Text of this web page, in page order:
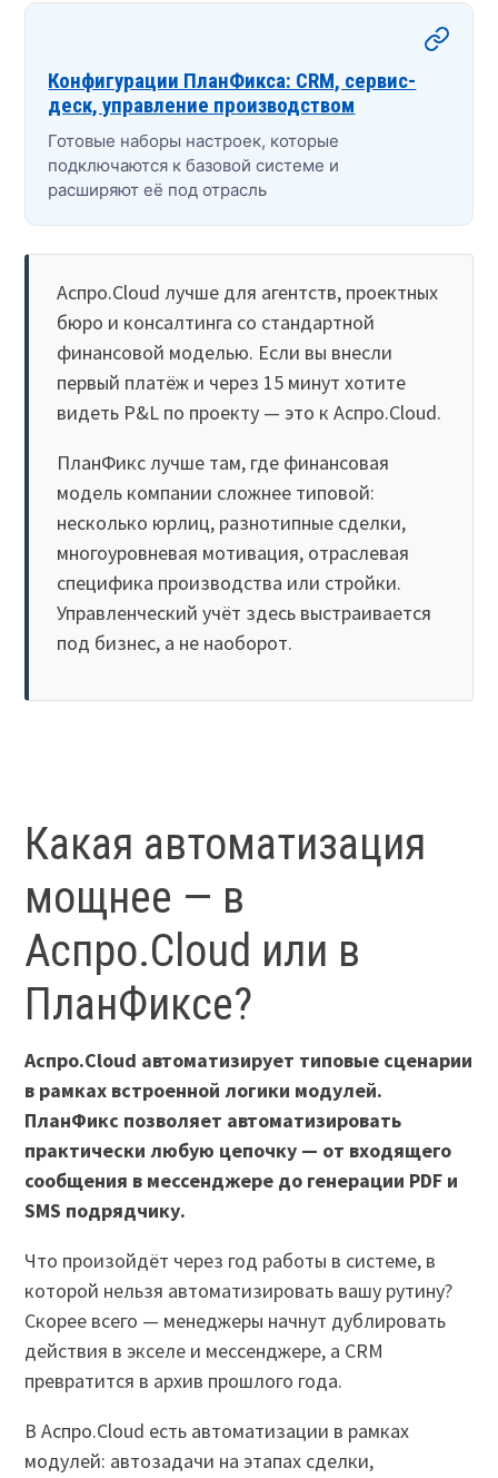
Конфигурации ПланФикса: CRM, сервис-
деск, управление производством
Готовые наборы настроек, которые
подключаются к базовой системе и
расширяют её под отрасль
Аспро.Cloud лучше для агентств, проектных
бюро и консалтинга со стандартной
финансовой моделью. Если вы внесли
первый платёж и через 15 минут хотите
видеть P&L по проекту — это к Аспро.Cloud.
ПланФикс лучше там, где финансовая
модель компании сложнее типовой:
несколько юрлиц, разнотипные сделки,
многоуровневая мотивация, отраслевая
специфика производства или стройки.
Управленческий учёт здесь выстраивается
под бизнес, а не наоборот.
Какая автоматизация
мощнее — в
Аспро.Cloud или в
ПланФиксе?
Аспро.Cloud автоматизирует типовые сценарии
в рамках встроенной логики модулей.
ПланФикс позволяет автоматизировать
практически любую цепочку — от входящего
сообщения в мессенджере до генерации PDF и
SMS подрядчику.
Что произойдёт через год работы в системе, в
которой нельзя автоматизировать вашу рутину?
Скорее всего — менеджеры начнут дублировать
действия в экселе и мессенджере, а CRM
превратится в архив прошлого года.
В Аспро.Cloud есть автоматизации в рамках
модулей: автозадачи на этапах сделки,